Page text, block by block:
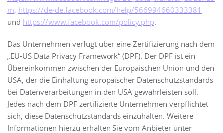
m, https://de-de.facebook.com/help/566994660333381
und https://www.facebook.com/policy.php.
Das Unternehmen verfügt über eine Zertifizierung nach dem
„EU-US Data Privacy Framework“ (DPF). Der DPF ist ein
Übereinkommen zwischen der Europäischen Union und den
USA, der die Einhaltung europäischer Datenschutzstandards
bei Datenverarbeitungen in den USA gewährleisten soll.
Jedes nach dem DPF zertifizierte Unternehmen verpflichtet
sich, diese Datenschutzstandards einzuhalten. Weitere
Informationen hierzu erhalten Sie vom Anbieter unter